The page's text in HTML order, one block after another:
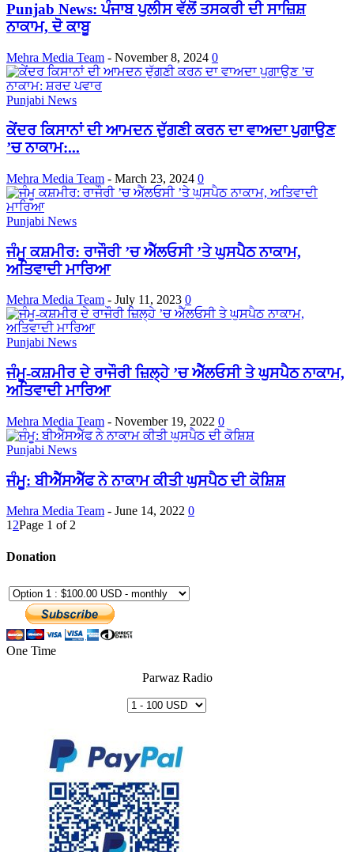
Punjab News: ਪੰਜਾਬ ਪੁਲੀਸ ਵੱਲੋਂ ਤਸਕਰੀ ਦੀ ਸਾਜ਼ਿਸ਼
ਨਾਕਾਮ, ਦੋ ਕਾਬੂ
Mehra Media Team - November 8, 2024 0
Punjabi News
ਕੇਂਦਰ ਕਿਸਾਨਾਂ ਦੀ ਆਮਦਨ ਦੁੱਗਣੀ ਕਰਨ ਦਾ ਵਾਅਦਾ ਪੁਗਾਉਣ
’ਚ ਨਾਕਾਮ:...
Mehra Media Team - March 23, 2024 0
Punjabi News
ਜੰਮੂ ਕਸ਼ਮੀਰ: ਰਾਜੌਰੀ ’ਚ ਐੱਲਓਸੀ ’ਤੇ ਘੁਸਪੈਠ ਨਾਕਾਮ,
ਅਤਿਵਾਦੀ ਮਾਰਿਆ
Mehra Media Team - July 11, 2023 0
Punjabi News
ਜੰਮੂ-ਕਸ਼ਮੀਰ ਦੇ ਰਾਜੌਰੀ ਜ਼ਿਲ੍ਹੇ ’ਚ ਐੱਲਓਸੀ ਤੇ ਘੁਸਪੈਠ ਨਾਕਾਮ,
ਅਤਿਵਾਦੀ ਮਾਰਿਆ
Mehra Media Team - November 19, 2022 0
Punjabi News
ਜੰਮੂ: ਬੀਐੱਸਐੱਫ ਨੇ ਨਾਕਾਮ ਕੀਤੀ ਘੁਸਪੈਠ ਦੀ ਕੋਸ਼ਿਸ਼
Mehra Media Team - June 14, 2022 0
1 2Page 1 of 2
Donation
One Time
Parwaz Radio